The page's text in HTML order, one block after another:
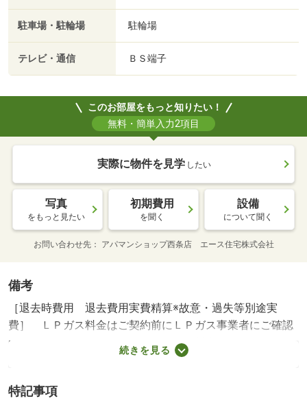
駐車場・駐輪場 駐輪場
テレビ・通信 ＢＳ端子
このお部屋をもっと知りたい！
無料・簡単入力2項目
実際に物件を見学 したい
写真
をもっと見たい
初期費用
を聞く
設備
について聞く
お問い合わせ先 アパマンショップ西条店 エース住宅株式会社
備考
［退去時費用 退去費用実費精算※故意・過失等別途実
費］ ＬＰガス料金はご契約前にＬＰガス事業者にご確認
いただけます。 ルームクリーニング料金にエアコンクリ
ーニング費用含む 【法人契約個人負担分について】法人
決済」となります。 ＮＯ：８００１３５９６・賃貸保証
続きを見る
特記事項